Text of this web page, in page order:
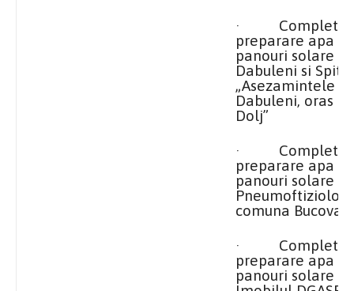
·
preparare apa
panouri solare
Dabuleni si
„Asezamintele
Dabuleni, oras
Dolj”
·
preparare apa
panouri solare
comuna
·
preparare apa
panouri solare la